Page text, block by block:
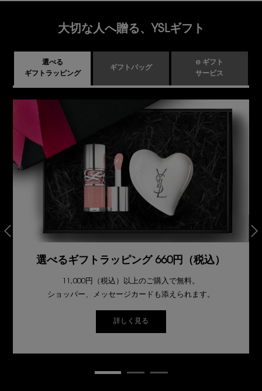
大切な人へ贈る、YSLギフト
選べる
ギフトラッピング
ギフトバッグ
e ギフト
サービス
選べるギフトラッピング 660円（税込）
11,000円（税込）以上のご購入で無料。
ショッパー、メッセージカードも添えられます。
詳しく見る